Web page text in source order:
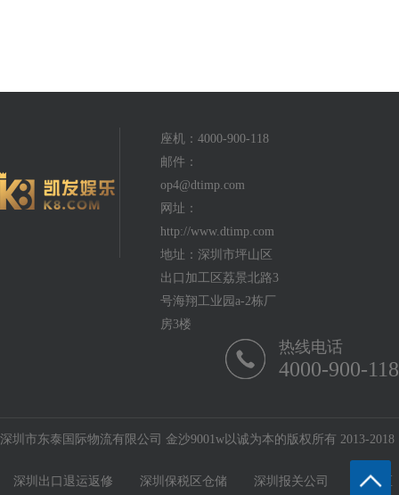
座机：4000-900-118
邮件：
op4@dtimp.com
网址：
http://www.dtimp.com
地址：深圳市坪山区
出口加工区荔景北路3
号海翔工业园a-2栋厂
房3楼
热线电话
4000-900-118
深圳市东泰国际物流有限公司 金沙9001w以诚为本的版权所有 2013-2018
深圳出口退运返修 深圳保税区仓储 深圳报关公司 保税区